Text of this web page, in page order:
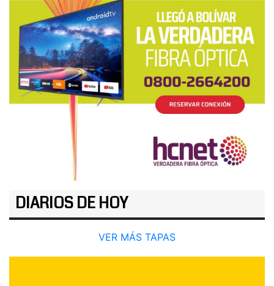
DIARIOS DE HOY
VER MÁS TAPAS